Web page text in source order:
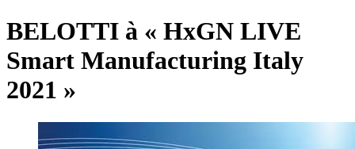
BELOTTI à « HxGN LIVE
Smart Manufacturing Italy
2021 »